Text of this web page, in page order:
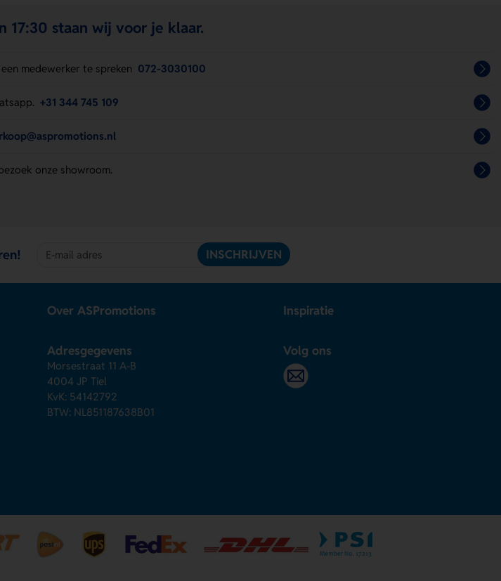
17:30 staan wij voor je klaar.
medewerker te spreken 072-3030100
+31 344 745 109
onze showroom.
INSCHRIJVEN
Over ASPromotions
Adresgegevens
Morsestraat 11 A-B
4004 JP Tiel
KvK: 54142792
BTW: NL851187638B01
Inspiratie
Volg ons